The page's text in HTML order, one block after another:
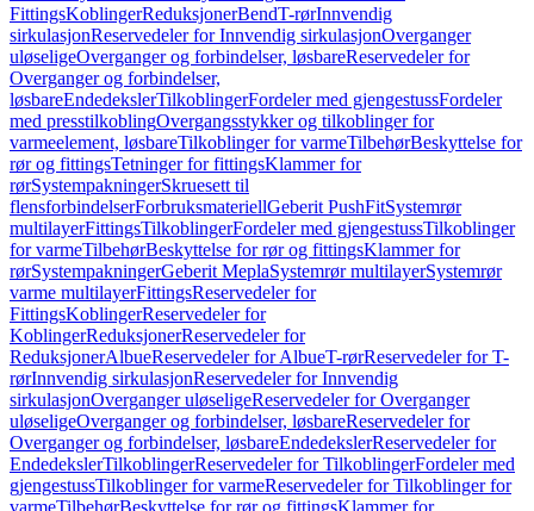
FittingsKoblingerReduksjonerBendT-rørInnvendig
sirkulasjonReservedeler for Innvendig sirkulasjonOverganger
uløseligeOverganger og forbindelser, løsbareReservedeler for
Overganger og forbindelser,
løsbareEndedekslerTilkoblingerFordeler med gjengestussFordeler
med presstilkoblingOvergangsstykker og tilkoblinger for
varmeelement, løsbareTilkoblinger for varmeTilbehørBeskyttelse for
rør og fittingsTetninger for fittingsKlammer for
rørSystempakningerSkruesett til
flensforbindelserForbruksmateriellGeberit PushFitSystemrør
multilayerFittingsTilkoblingerFordeler med gjengestussTilkoblinger
for varmeTilbehørBeskyttelse for rør og fittingsKlammer for
rørSystempakningerGeberit MeplaSystemrør multilayerSystemrør
varme multilayerFittingsReservedeler for
FittingsKoblingerReservedeler for
KoblingerReduksjonerReservedeler for
ReduksjonerAlbueReservedeler for AlbueT-rørReservedeler for T-
rørInnvendig sirkulasjonReservedeler for Innvendig
sirkulasjonOverganger uløseligeReservedeler for Overganger
uløseligeOverganger og forbindelser, løsbareReservedeler for
Overganger og forbindelser, løsbareEndedekslerReservedeler for
EndedekslerTilkoblingerReservedeler for TilkoblingerFordeler med
gjengestussTilkoblinger for varmeReservedeler for Tilkoblinger for
varmeTilbehørBeskyttelse for rør og fittingsKlammer for